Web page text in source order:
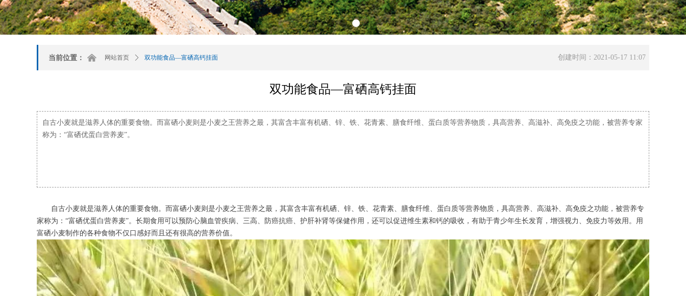
当前位置： 网站首页 ꄲ 双功能食品—富硒高钙挂面 创建时间： 2021-05-17 11:07
낀
双功能食品—富硒高钙挂面
自古小麦就是滋养人体的重要食物。而富硒小麦则是小麦之王营养之最，其富含丰富有机硒、锌、铁、花青素、膳食纤维、蛋白质等营养物质，具高营养、高滋补、高免疫之功能，被营养专
家称为：“富硒优蛋白营养麦”。长期食用可以预防心脑血管疾病、三高、防癌抗癌、护肝补肾等保健作用，还可以促进维生素和钙的吸收，有助于青少年生长发育，增强视力、免疫力等效用。用
富硒小麦制作的各种食物不仅口感好而且还有很高的营养价值。
自古小麦就是滋养人体的重要食物。而富硒小麦则是小麦之王营养之最，其富含丰富有机硒、锌、铁、花青素、膳食纤维、蛋白质等营养物质，具高营养、高滋补、高免疫之功能，被营养专家
称为：“富硒优蛋白营养麦”。